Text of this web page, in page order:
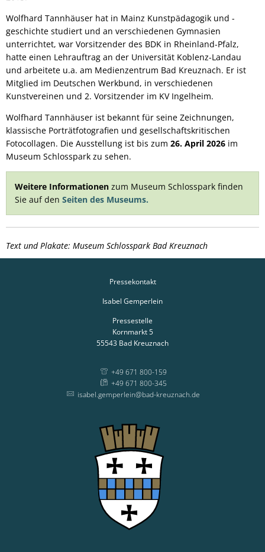
Wolfhard Tannhäuser hat in Mainz Kunstpädagogik und -
geschichte studiert und an verschiedenen Gymnasien
unterrichtet, war Vorsitzender des BDK in Rheinland-Pfalz,
hatte einen Lehrauftrag an der Universität Koblenz-Landau
und arbeitete u.a. am Medienzentrum Bad Kreuznach. Er ist
Mitglied im Deutschen Werkbund, in verschiedenen
Kunstvereinen und 2. Vorsitzender im KV Ingelheim.
Wolfhard Tannhäuser ist bekannt für seine Zeichnungen,
klassische Porträtfotografien und gesellschaftskritischen
Fotocollagen. Die Ausstellung ist bis zum 26. April 2026 im
Museum Schlosspark zu sehen.
Weitere Informationen zum Museum Schlosspark finden
Sie auf den Seiten des Museums.
Text und Plakate: Museum Schlosspark Bad Kreuznach
Pressekontakt
Isabel Gemperlein
Pressestelle
Kornmarkt 5
55543 Bad Kreuznach
+49 671 800-159
+49 671 800-345
isabel.gemperlein@bad-kreuznach.de